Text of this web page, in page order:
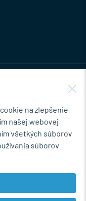
marketingové účely.
na zlepšenie
našej webovej
všetkých súborov
súborov